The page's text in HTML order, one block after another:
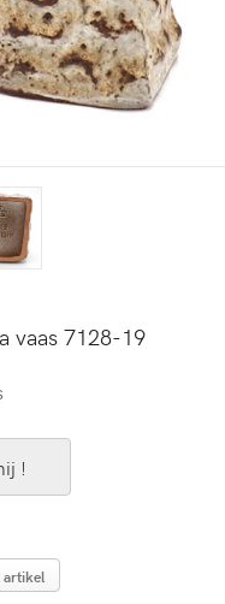
vaas 7128-19
!
artikel